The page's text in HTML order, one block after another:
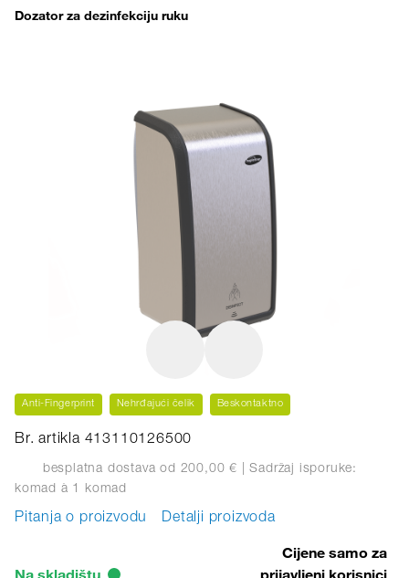
Dozator za dezinfekciju ruku
Anti-Fingerprint Nehrđajući čelik Beskontaktno
Br. artikla 413110126500
besplatna dostava od 200,00 € | Sadržaj isporuke:
komad à 1 komad
Pitanja o proizvodu Detalji proizvoda
Na skladištu
Cijene samo za
prijavljeni korisnici